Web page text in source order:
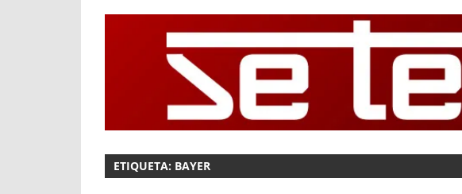
ETIQUETA: BAYER